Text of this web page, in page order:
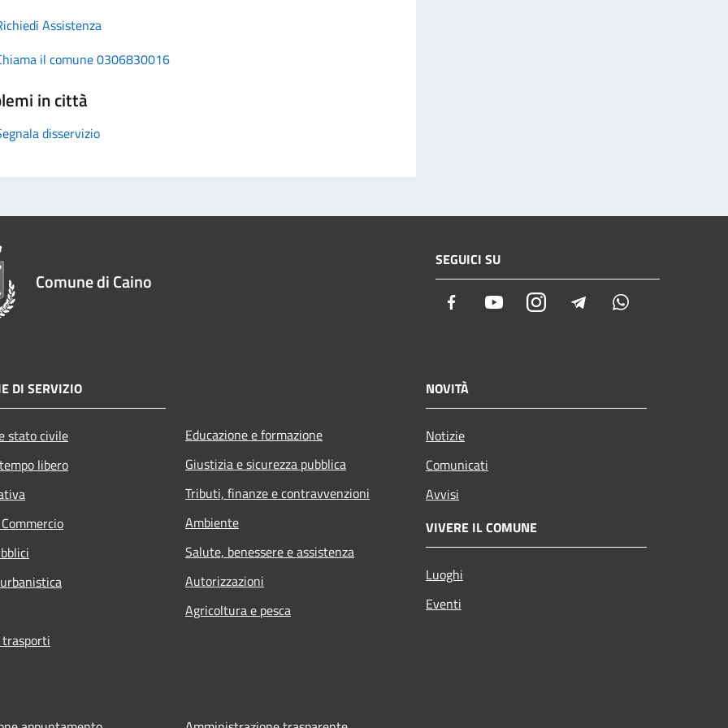
Assistenza
il comune 0306830016
in città
disservizio
Comune di Caino
SEGUICI SU
Facebook YoutubeInstagramTelegram
DI SERVIZIO
stato civile
libero
Educazione e formazione
Giustizia e sicurezza pubblica
Tributi, finanze e contravvenzioni
Ambiente
Salute, benessere e assistenza
Autorizzazioni
Agricoltura e pesca
NOVITÀ
Notizie
Comunicati
Avvisi
VIVERE IL COMUNE
Luoghi
Eventi